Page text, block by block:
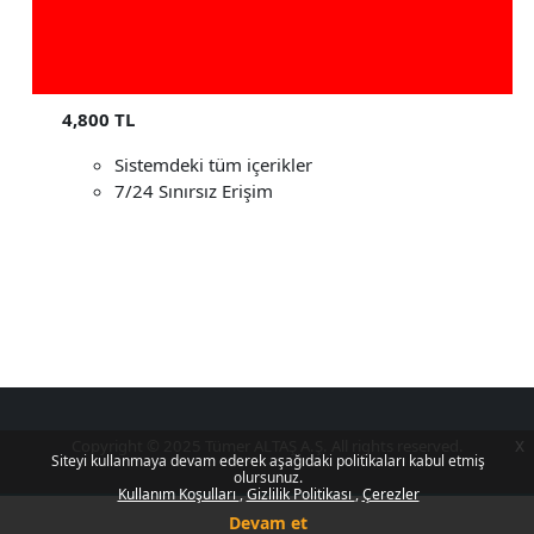
Siteyi kullanmaya devam ederek aşağıdaki politikaları kabul etmiş
olursunuz.
Kullanım Koşulları Gizlilik Politikası Çerezler
Devam et
x
4,800 TL
Sistemdeki tüm içerikler
7/24 Sınırsız Erişim